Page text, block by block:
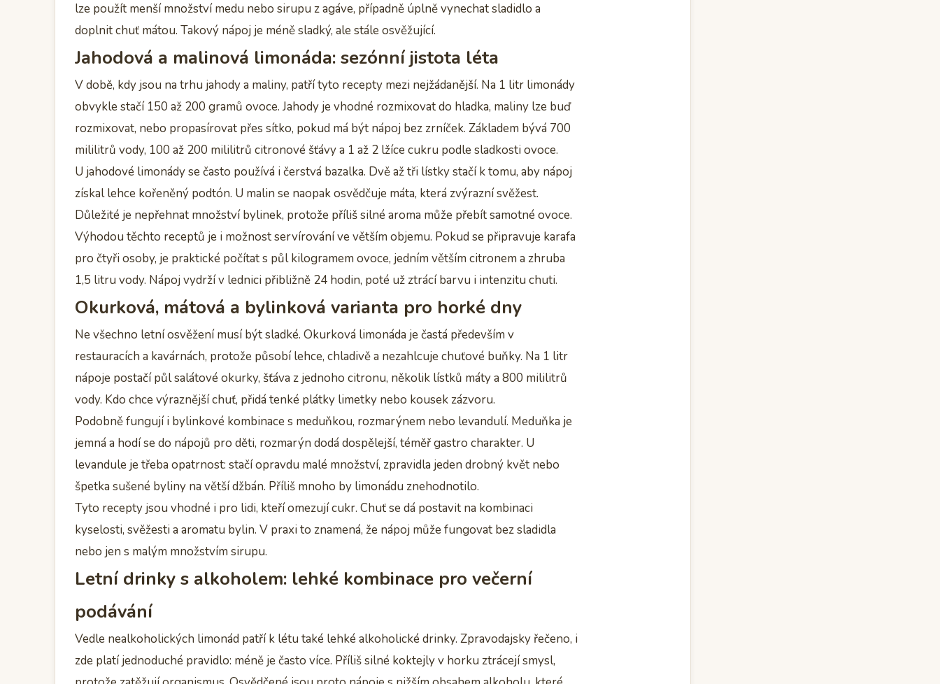
lze použít menší množství medu nebo sirupu z agáve, případně úplně vynechat sladidlo a
doplnit chuť mátou. Takový nápoj je méně sladký, ale stále osvěžující.
Jahodová a malinová limonáda: sezónní jistota léta
V době, kdy jsou na trhu jahody a maliny, patří tyto recepty mezi nejžádanější. Na 1 litr limonády
obvykle stačí 150 až 200 gramů ovoce. Jahody je vhodné rozmixovat do hladka, maliny lze buď
rozmixovat, nebo propasírovat přes sítko, pokud má být nápoj bez zrníček. Základem bývá 700
mililitrů vody, 100 až 200 mililitrů citronové šťávy a 1 až 2 lžíce cukru podle sladkosti ovoce.
U jahodové limonády se často používá i čerstvá bazalka. Dvě až tři lístky stačí k tomu, aby nápoj
získal lehce kořeněný podtón. U malin se naopak osvědčuje máta, která zvýrazní svěžest.
Důležité je nepřehnat množství bylinek, protože příliš silné aroma může přebít samotné ovoce.
Výhodou těchto receptů je i možnost servírování ve větším objemu. Pokud se připravuje karafa
pro čtyři osoby, je praktické počítat s půl kilogramem ovoce, jedním větším citronem a zhruba
1,5 litru vody. Nápoj vydrží v lednici přibližně 24 hodin, poté už ztrácí barvu i intenzitu chuti.
Okurková, mátová a bylinková varianta pro horké dny
Ne všechno letní osvěžení musí být sladké. Okurková limonáda je častá především v
restauracích a kavárnách, protože působí lehce, chladivě a nezahlcuje chuťové buňky. Na 1 litr
nápoje postačí půl salátové okurky, šťáva z jednoho citronu, několik lístků máty a 800 mililitrů
vody. Kdo chce výraznější chuť, přidá tenké plátky limetky nebo kousek zázvoru.
Podobně fungují i bylinkové kombinace s meduňkou, rozmarýnem nebo levandulí. Meduňka je
jemná a hodí se do nápojů pro děti, rozmarýn dodá dospělejší, téměř gastro charakter. U
levandule je třeba opatrnost: stačí opravdu malé množství, zpravidla jeden drobný květ nebo
špetka sušené byliny na větší džbán. Příliš mnoho by limonádu znehodnotilo.
Tyto recepty jsou vhodné i pro lidi, kteří omezují cukr. Chuť se dá postavit na kombinaci
kyselosti, svěžesti a aromatu bylin. V praxi to znamená, že nápoj může fungovat bez sladidla
nebo jen s malým množstvím sirupu.
Letní drinky s alkoholem: lehké kombinace pro večerní
podávání
Vedle nealkoholických limonád patří k létu také lehké alkoholické drinky. Zpravodajsky řečeno, i
zde platí jednoduché pravidlo: méně je často více. Příliš silné koktejly v horku ztrácejí smysl,